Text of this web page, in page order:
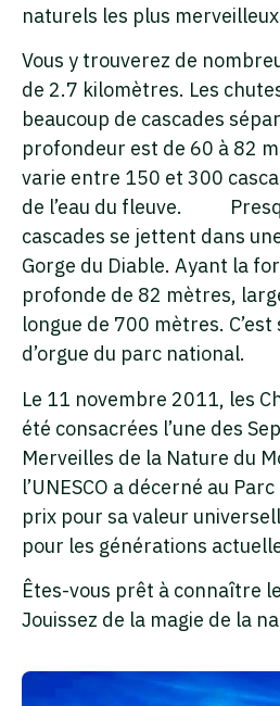
naturels les plus
Vous y trouverez de
de 2.7 kilomètres. Les
beaucoup de cascades
profondeur est de 60 à 82
varie entre 150 et 300
de l’eau du fleuve.
cascades se jettent dans
Gorge du Diable. Ayant la
profonde de 82 mètres,
longue de 700 mètres.
d’orgue du parc national.
Le 11 novembre 2011, les
été consacrées l’une des
Merveilles de la Nature du
l’UNESCO a décerné au
prix pour sa valeur
pour les générations
Êtes-vous prêt à connaître
Jouissez de la magie de la